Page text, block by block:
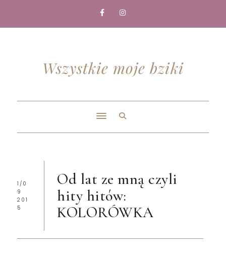
Wszystkie moje bziki
1/0
9
201
5
Od lat ze mną czyli
hity hitów:
KOLORÓWKA